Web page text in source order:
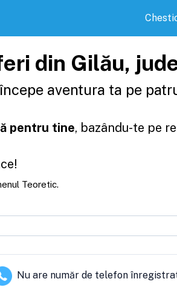
din Gilău,
aventura ta pe
pentru tine, bazându-te pe
Teoretic.
Nu are număr de telefon